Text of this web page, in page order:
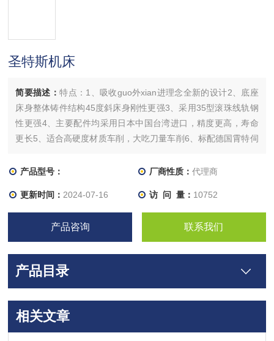
圣特斯机床
简要描述：特点：1、吸收guo外xian进理念全新的设计2、底座
床身整体铸件结构45度斜床身刚性更强3、采用35型滚珠线轨钢
性更强4、主要配件均采用日本中国台湾进口，精度更高，寿命
更长5、适合高硬度材质车削，大吃刀量车削6、标配德国霄特伺
可以选择
产品型号： 厂商性质： 代理商
更新时间： 2024-07-16 访 问 量： 10752
产品咨询 联系我们
产品目录
相关文章